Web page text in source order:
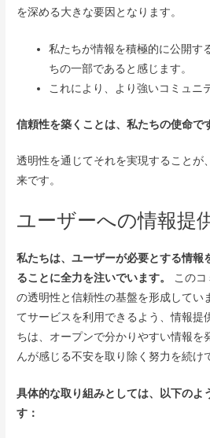
を深める大きな要因となります。
私たちが情報を積極的に公開す
ちの一部であると感じます。
これにより、より強いコミュニ
信頼性を築くことは、私たちの使命で
透明性を通じてそれを実現することが
来です。
ユーザーへの情報提
私たちは、ユーザーが必要とする情報
ることに全力を注いでいます。
このコ
の透明性と信頼性の基盤を形成してい
てサービスを利用できるよう、情報提
ちは、オープンで分かりやすい情報を
んが感じる不安を取り除く努力を続け
具体的な取り組みとしては、以下のよ
す：